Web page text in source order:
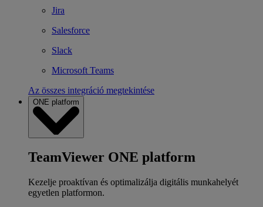
Jira
Salesforce
Slack
Microsoft Teams
Az összes integráció megtekintése
ONE platform
TeamViewer ONE platform
Kezelje proaktívan és optimalizálja digitális munkahelyét
egyetlen platformon.